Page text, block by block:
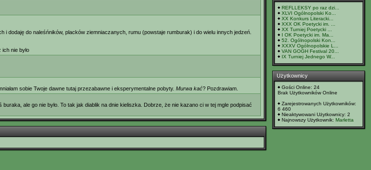
dodaję do naleśńników, placków ziemniaczanych, rumu (powstaje rumburak) i do wielu innych jedzeń.
ich nie było
sobie Twoje dawne tutaj przezabawne i eksperymentalne pobyty. Murwa kać? Pozdrawiam.
buraka, ale go nie było. To tak jak diablik na dnie kieliszka. Dobrze, że nie kazano ci w tej mgle podpisać
REFLLEKSY po raz dzi...
XLVI Ogólnopolski Ko...
XX Konkurs Literacki...
XXX OK Poetycki im. ...
XX Turniej Poetycki ...
I OK Poetycki im. Ma...
52. Ogólnopolski Kon...
XXXV Ogólnopolskie L...
VAN GOGH Festival 20...
IX Turniej Jednego W...
Użytkownicy
Gości Online: 24
Brak Użytkowników Online
Zarejestrowanych Użytkowników:
6 460
Nieaktywowani Użytkownicy: 2
Najnowszy Użytkownik: Marletta